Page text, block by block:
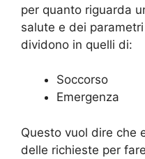
per quanto riguarda
salute e dei
dividono in quelli di:
Soccorso
Emergenza
Questo vuol dire che
delle richieste per